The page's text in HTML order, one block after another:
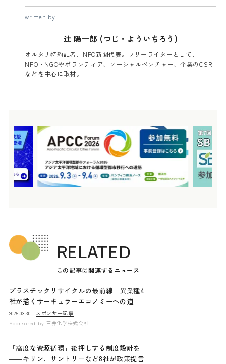
written by
辻 陽一郎 (つじ・よういちろう)
オルタナ特約記者、NPO新聞代表。フリーライターとして、
NPO・NGOやボランティア、ソーシャルベンチャー、企業のCSR
などを中心に取材。
RELATED
この記事に関連するニュース
プラスチックリサイクルの最前線 異業種4
社が描くサーキュラーエコノミーへの道
2026.03.30
スポンサー記事
Sponsored by 三井化学株式会社
「高度な資源循環」後押しする制度設計を
――キリン、サントリーなど8社が政策提言